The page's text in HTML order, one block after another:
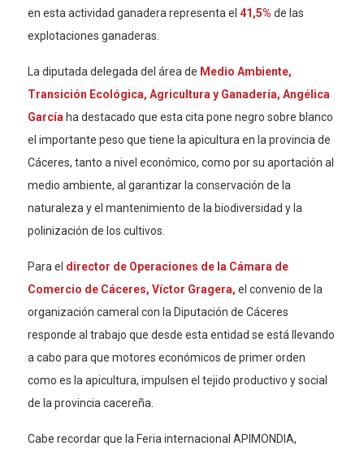
en esta actividad ganadera representa el 41,5% de las
explotaciones ganaderas.
La diputada delegada del área de Medio Ambiente,
Transición Ecológica, Agricultura y Ganadería, Angélica
García ha destacado que esta cita pone negro sobre blanco
el importante peso que tiene la apicultura en la provincia de
Cáceres, tanto a nivel económico, como por su aportación al
medio ambiente, al garantizar la conservación de la
naturaleza y el mantenimiento de la biodiversidad y la
polinización de los cultivos.
Para el director de Operaciones de la Cámara de
Comercio de Cáceres, Víctor Gragera, el convenio de la
organización cameral con la Diputación de Cáceres
responde al trabajo que desde esta entidad se está llevando
a cabo para que motores económicos de primer orden
como es la apicultura, impulsen el tejido productivo y social
de la provincia cacereña.
Cabe recordar que la Feria internacional APIMONDIA,